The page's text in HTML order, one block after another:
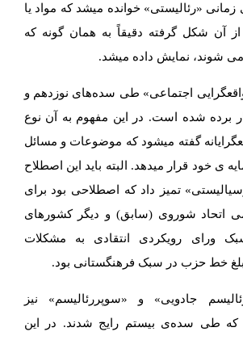
زمانی «رئالیستی» خوانده می­شد که مواد یا
آن شکل گرفته دقیقاً به همان گونه که
شوند، نمایش داده می­شد.
اجتماعی» طی سده­‌های نوزدهم و
برده شده است. در این مفهوم به آن نوع
گفته می­شود که موضوعات و مسائل
­ی خود قرار می­دهد. البته باید این اصطلاح
تمیز داد که اصطلاحی بود برای
شوروی (سابق) و دیگر کشورهای
ورای رویکردی انتقادی به مشکلات
خط حزب در سبک فرهنگستانی بود.
جادویی» و «سوپررئالیسم» نیز
که طی سده­‌ی بیستم رایج شدند. در این